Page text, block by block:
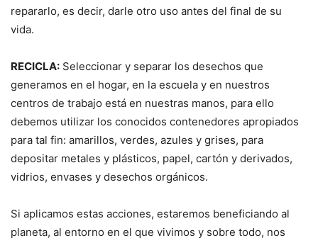
repararlo, es decir, darle otro uso antes del final de su
vida.
RECICLA: Seleccionar y separar los desechos que
generamos en el hogar, en la escuela y en nuestros
centros de trabajo está en nuestras manos, para ello
debemos utilizar los conocidos contenedores apropiados
para tal fin: amarillos, verdes, azules y grises, para
depositar metales y plásticos, papel, cartón y derivados,
vidrios, envases y desechos orgánicos.
Si aplicamos estas acciones, estaremos beneficiando al
planeta, al entorno en el que vivimos y sobre todo, nos